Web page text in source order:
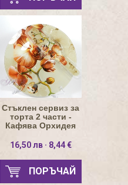
Стъклен сервиз за
торта 2 части -
Кафява Орхидея
16,50 лв · 8,44 €
ПОРЪЧАЙ